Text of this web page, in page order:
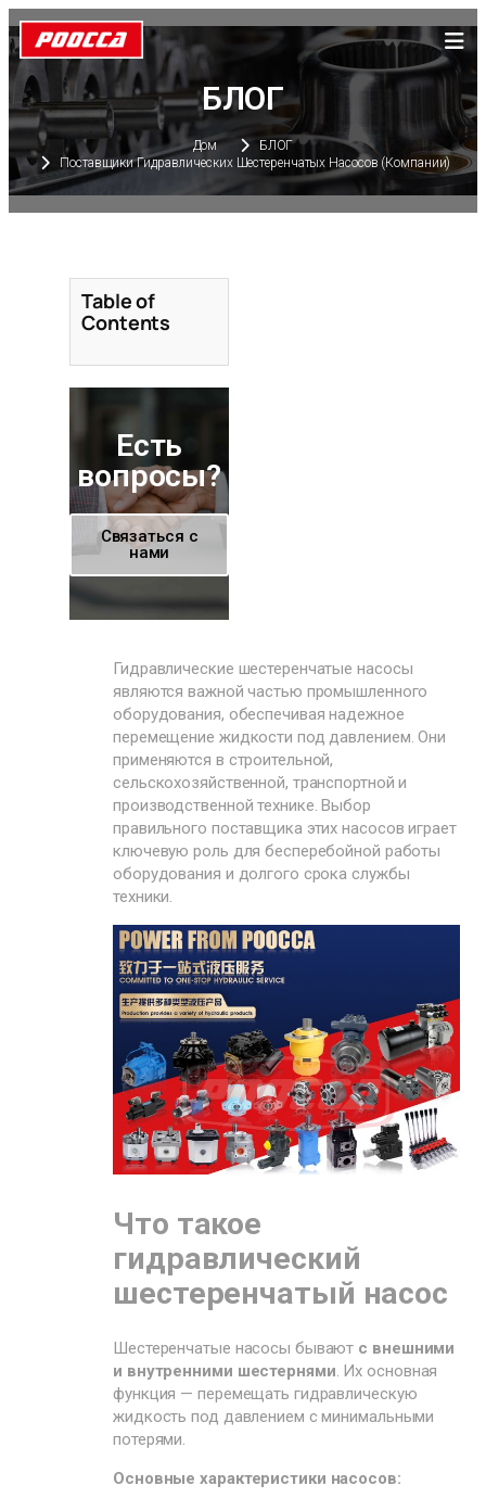
БЛОГ
Дом
БЛОГ
Поставщики Гидравлических Шестеренчатых Насосов (компании)
Table of
Contents
Есть
вопросы?
Связаться с
нами
Гидравлические шестеренчатые насосы
являются важной частью промышленного
оборудования, обеспечивая надежное
перемещение жидкости под давлением. Они
применяются в строительной,
сельскохозяйственной, транспортной и
производственной технике. Выбор
правильного поставщика этих насосов играет
ключевую роль для бесперебойной работы
оборудования и долгого срока службы
техники.
Что такое
гидравлический
шестеренчатый насос
Шестеренчатые насосы бывают с внешними
и внутренними шестернями. Их основная
функция — перемещать гидравлическую
жидкость под давлением с минимальными
потерями.
Основные характеристики насосов: